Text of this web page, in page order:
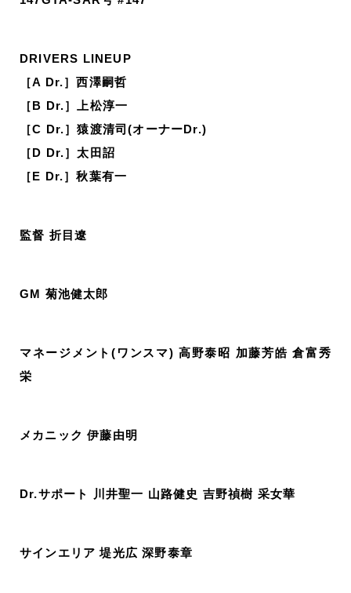
DRIVERS LINEUP
［A Dr.］西澤嗣哲
［B Dr.］上松淳一
［C Dr.］猿渡清司(オーナーDr.)
［D Dr.］太田詔
［E Dr.］秋葉有一
監督 折目遼
GM 菊池健太郎
マネージメント(ワンスマ) 高野泰昭 加藤芳皓 倉富秀
栄
メカニック 伊藤由明
Dr.サポート 川井聖一 山路健史 吉野禎樹 采女華
サインエリア 堤光広 深野泰章